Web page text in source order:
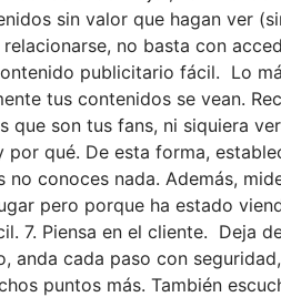
sin valor que hagan ver
no basta con
publicitario fácil. Lo
tus contenidos se vean.
que son tus fans, ni siquiera
qué. De esta forma,
conoces nada. Además,
pero porque ha estado
7. Piensa en el cliente. Deja
anda cada paso con
puntos más. También